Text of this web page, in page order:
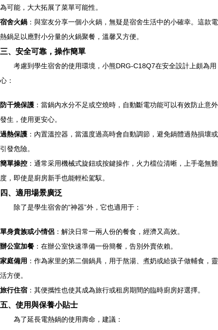
為可能，大大拓展了菜單可能性。
宿舍火鍋 ：與室友分享一個小火鍋，無疑是宿舍生活中的小確幸。這款電
熱鍋足以應對小分量的火鍋聚餐，溫馨又方便。
三、安全可靠，操作簡單
考慮到學生宿舍的使用環境，小熊DRG-C18Q7在安全設計上頗為用
心：
防干燒保護 ：當鍋內水分不足或空燒時，自動斷電功能可以有效防止意外
發生，使用更安心。
過熱保護 ：內置溫控器，當溫度過高時會自動調節，避免鍋體過熱損壞或
引發危險。
簡單操控 ：通常采用機械式旋鈕或按鍵操作，火力檔位清晰，上手毫無難
度，即使是廚房新手也能輕松駕馭。
四、適用場景廣泛
除了是學生宿舍的“神器”外，它也適用于：
單身貴族或小情侶 ：解決日常一兩人份的餐食，經濟又高效。
辦公室加餐 ：在辦公室快速準備一份簡餐，告別外賣依賴。
家庭備用 ：作為家里的第二個鍋具，用于熬湯、煮奶或給孩子做輔食，靈
活方便。
旅行住宿 ：其便攜性也使其成為旅行或租房期間的臨時廚房好選擇。
五、使用與保養小貼士
為了延長電熱鍋的使用壽命，建議：